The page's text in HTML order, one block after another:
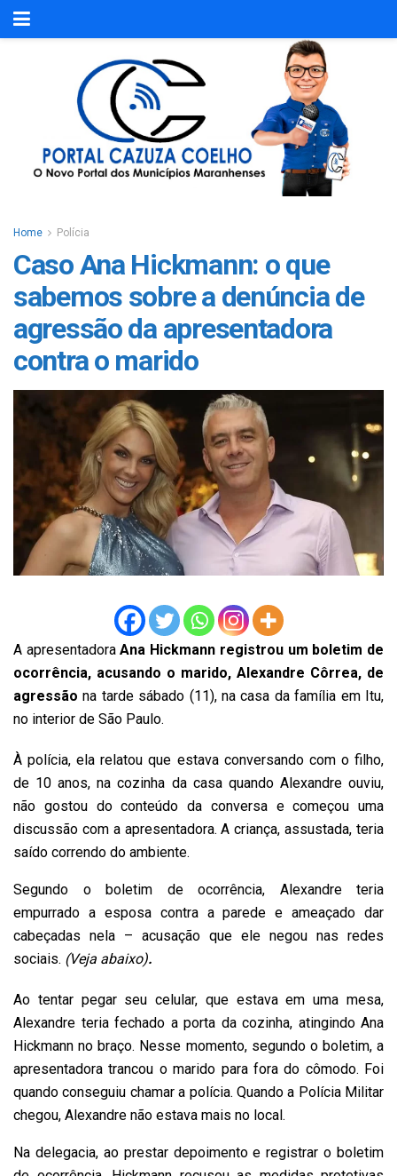
Home Polícia
Caso Ana Hickmann: o que
sabemos sobre a denúncia de
agressão da apresentadora
contra o marido
A apresentadoraAna Hickmann registrou um boletim de
ocorrência, acusando o marido, Alexandre Côrrea, de
agressão na tarde sábado (11), na casa da família em Itu,
no interior de São Paulo.
À polícia, ela relatou que estava conversando com o filho,
de 10 anos, na cozinha da casa quando Alexandre ouviu,
não gostou do conteúdo da conversa e começou uma
discussão com a apresentadora. A criança, assustada, teria
saído correndo do ambiente.
Segundo o boletim de ocorrência, Alexandre teria
empurrado a esposa contra a parede e ameaçado dar
cabeçadas nela – acusação que ele negou nas redes
sociais. (Veja abaixo).
Ao tentar pegar seu celular, que estava em uma mesa,
Alexandre teria fechado a porta da cozinha, atingindo Ana
Hickmann no braço. Nesse momento, segundo o boletim, a
apresentadora trancou o marido para fora do cômodo. Foi
quando conseguiu chamar a polícia. Quando a Polícia Militar
chegou, Alexandre não estava mais no local.
Na delegacia, ao prestar depoimento e registrar o boletim